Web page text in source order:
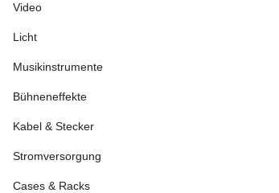
Video
Licht
Musikinstrumente
Bühneneffekte
Kabel & Stecker
Stromversorgung
Cases & Racks